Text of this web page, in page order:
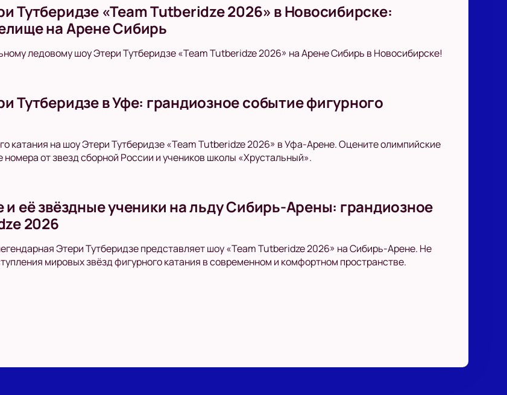
Тутберидзе «Team Tutberidze 2026» в Новосибирске:
на Арене Сибирь
ледовому шоу Этери Тутберидзе «Team Tutberidze 2026» на Арене Сибирь в Новосибирске!
Тутберидзе в Уфе: грандиозное событие фигурного
катания на шоу Этери Тутберидзе «Team Tutberidze 2026» в Уфа-Арене. Оцените олимпийские
от звезд сборной России и учеников школы «Хрустальный».
и её звёздные ученики на льду Сибирь-Арены: грандиозное
2026
Этери Тутберидзе представляет шоу «Team Tutberidze 2026» на Сибирь-Арене. Не
мировых звёзд фигурного катания в современном и комфортном пространстве.